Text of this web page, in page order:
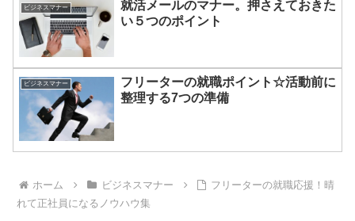
ビジネスマナー
就活メールのマナー。押さえておきた
い５つのポイント
ビジネスマナー
フリーターの就職ポイント☆活動前に
整理する7つの準備
ホーム ビジネスマナー
フリーターの就職応援！晴
れて正社員になるノウハウ集